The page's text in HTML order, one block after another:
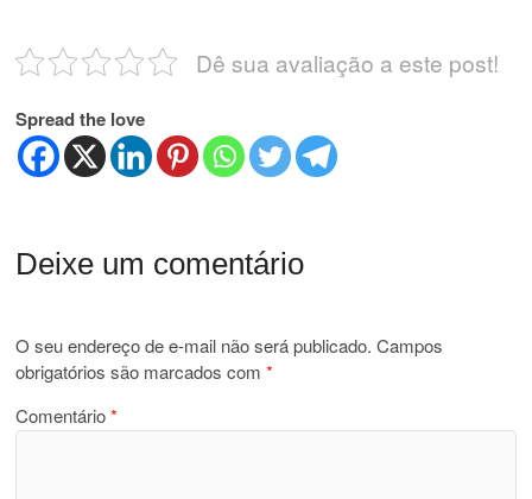
Dê sua avaliação a este post!
Spread the love
Deixe um comentário
O seu endereço de e-mail não será publicado. Campos
obrigatórios são marcados com*
Comentário*